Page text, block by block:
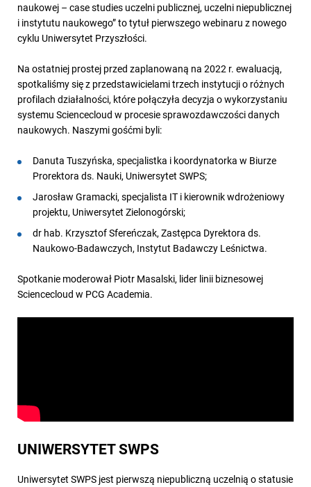
naukowej – case studies uczelni publicznej, uczelni niepublicznej
i instytutu naukowego” to tytuł pierwszego webinaru z nowego
cyklu Uniwersytet Przyszłości.
Na ostatniej prostej przed zaplanowaną na 2022 r. ewaluacją,
spotkaliśmy się z przedstawicielami trzech instytucji o różnych
profilach działalności, które połączyła decyzja o wykorzystaniu
systemu Sciencecloud w procesie sprawozdawczości danych
naukowych. Naszymi gośćmi byli:
Danuta Tuszyńska, specjalistka i koordynatorka w Biurze
Prorektora ds. Nauki, Uniwersytet SWPS;
Jarosław Gramacki, specjalista IT i kierownik wdrożeniowy
projektu, Uniwersytet Zielonogórski;
dr hab. Krzysztof Sfereńczak, Zastępca Dyrektora ds.
Naukowo-Badawczych, Instytut Badawczy Leśnictwa.
Spotkanie moderował Piotr Masalski, lider linii biznesowej
Sciencecloud w PCG Academia.
UNIWERSYTET SWPS
Uniwersytet SWPS jest pierwszą niepubliczną uczelnią o statusie